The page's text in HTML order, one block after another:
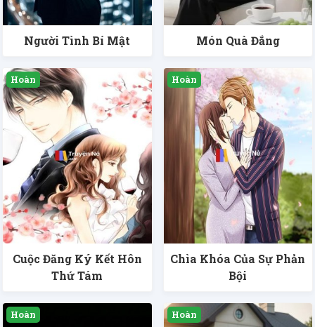
Người Tình Bí Mật Món Quà Đắng
Cuộc Đăng Ký Kết Hôn
Thứ Tám
Chìa Khóa Của Sự Phản
Bội